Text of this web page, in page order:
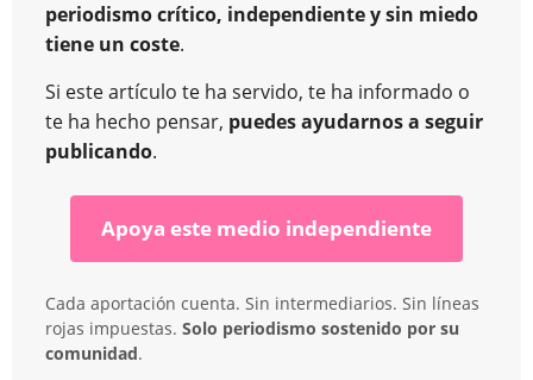
periodismo crítico, independiente y sin miedo
tiene un coste.
Si este artículo te ha servido, te ha informado o
te ha hecho pensar, puedes ayudarnos a seguir
publicando.
Apoya este medio independiente
Cada aportación cuenta. Sin intermediarios. Sin líneas
rojas impuestas. Solo periodismo sostenido por su
comunidad.